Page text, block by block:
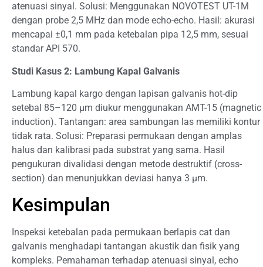
atenuasi sinyal. Solusi: Menggunakan NOVOTEST UT-1M
dengan probe 2,5 MHz dan mode echo-echo. Hasil: akurasi
mencapai ±0,1 mm pada ketebalan pipa 12,5 mm, sesuai
standar API 570.
Studi Kasus 2: Lambung Kapal Galvanis
Lambung kapal kargo dengan lapisan galvanis hot-dip
setebal 85–120 µm diukur menggunakan AMT-15 (magnetic
induction). Tantangan: area sambungan las memiliki kontur
tidak rata. Solusi: Preparasi permukaan dengan amplas
halus dan kalibrasi pada substrat yang sama. Hasil
pengukuran divalidasi dengan metode destruktif (cross-
section) dan menunjukkan deviasi hanya 3 µm.
Kesimpulan
Inspeksi ketebalan pada permukaan berlapis cat dan
galvanis menghadapi tantangan akustik dan fisik yang
kompleks. Pemahaman terhadap atenuasi sinyal, echo